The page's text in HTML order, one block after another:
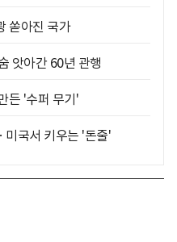
쏟아진 국가
앗아간 60년 관행
든 '수퍼 무기'
국서 키우는 '돈줄'